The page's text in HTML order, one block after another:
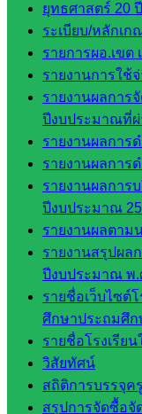
ยุทธศาสตร์ 20 ปี
ระเบียบ/หลักเก
รายการผอ.เขต
รายงานการใช้
รายงานผลการ
ปีงบประมาณที่
รายงานผลการ
รายงานผลการ
รายงานผลการ
ปีงบประมาณ
รายงานผลตาม
รายงานสรุปผล
ปีงบประมาณ พ.
รายชื่อเว็บไซต์
ศึกษาประถมศึก
รายชื่อโรงเรีย
วิสัยทัศน์
สถิติการบรรจุครู
สรุปการจัดซื้อจั
กลุ่
มอำนวย
การ
กลุ่ม
บริหาร
งานงาน
เงินและ
สินทรัพย์
กลุ่มน
โยบาย
และแผน
กลุ่มส่ง
เสริมการ
จัดการ
ศึกษา
กลุ่ม
บริหาร
งาน